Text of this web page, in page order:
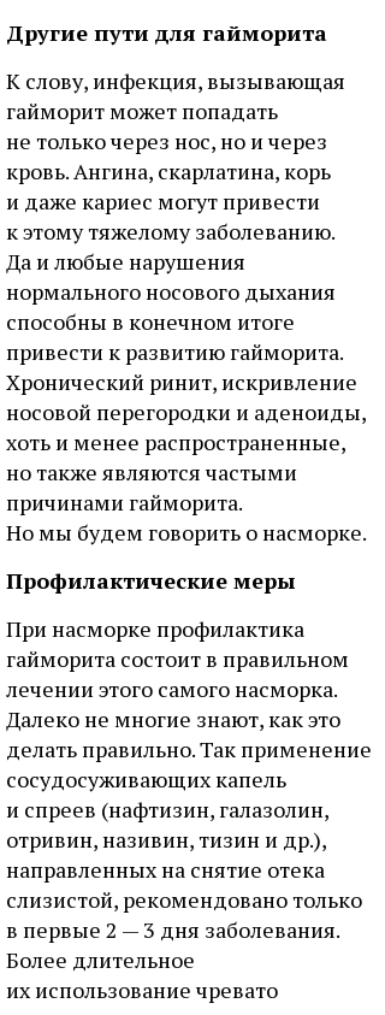
Другие пути для гайморита
К слову, инфекция, вызывающая
гайморит может попадать
не только через нос, но и через
кровь. Ангина, скарлатина, корь
и даже кариес могут привести
к этому тяжелому заболеванию.
Да и любые нарушения
нормального носового дыхания
способны в конечном итоге
привести к развитию гайморита.
Хронический ринит, искривление
носовой перегородки и аденоиды,
хоть и менее распространенные,
но также являются частыми
причинами гайморита.
Но мы будем говорить о насморке.
Профилактические меры
При насморке профилактика
гайморита состоит в правильном
лечении этого самого насморка.
Далеко не многие знают, как это
делать правильно. Так применение
сосудосуживающих капель
и спреев (нафтизин, галазолин,
отривин, називин, тизин и др.),
направленных на снятие отека
слизистой, рекомендовано только
в первые 2 — 3 дня заболевания.
Более длительное
их использование чревато